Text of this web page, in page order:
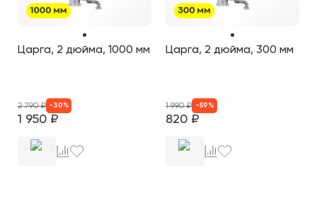
Царга, 2 дюйма, 1000 мм
1 950 ₽
2 790₽ - 30 %
Царга, 2 дюйма, 300 мм
820 ₽
1 990₽ -59 %